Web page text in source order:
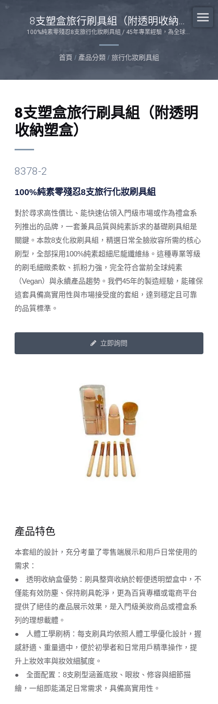
8支塑盒旅行刷具組（附透明收納塑
盒）
100%純素零殘忍8支旅行化妝刷具組 / 45年專業經驗，為全球品
首頁 / 產品分類 / 旅行化妝刷具組
8支塑盒旅行刷具組（附透明
收納塑盒）
8378-2
100%純素零殘忍8支旅行化妝刷具組
對於尋求高性價比、能快速佔領入門級市場或作為禮盒系
列推出的品牌，一套兼具品質與純素訴求的基礎刷具組是
關鍵。本款8支化妝刷具組，精選日常全臉妝容所需的核心
刷型，全部採用100%純素超細尼龍纖維絲。這種專業等級
的刷毛細緻柔軟、抓粉力強，完全符合當前全球純素
（Vegan）與永續產品趨勢。我們45年的製造經驗，能確保
這套具備高實用性與市場接受度的套組，達到穩定且可靠
的品質標準。
立即詢問
產品特色
本套組的設計，充分考量了零售端展示和用戶日常使用的
需求：
● 透明收納盒優勢：刷具整齊收納於輕便透明塑盒中，不
僅能有效防塵、保持刷具乾淨，更為百貨專櫃或電商平台
提供了絕佳的產品展示效果，是入門級美妝商品或禮盒系
列的理想載體。
● 人體工學刷柄：每支刷具均依照人體工學優化設計，握
感舒適、重量適中，便於初學者和日常用戶精準操作，提
升上妝效率與妝效細膩度。
● 全面配置：8支刷型涵蓋底妝、眼妝、修容與細節描
繪，一組即能滿足日常需求，具備高實用性。